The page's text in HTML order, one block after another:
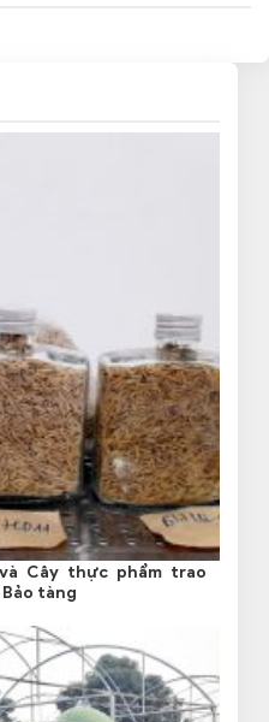
Cây thực phẩm trao
tàng